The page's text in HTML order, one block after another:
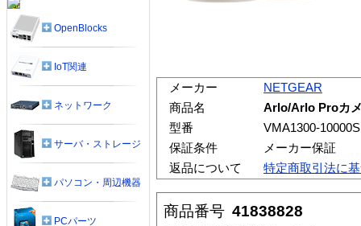
メーカー
NETGEAR
商品名
Arlo/Arlo Proカ
型番
VMA1300-10000S
保証条件
メーカー保証
返品について
特定商取引法に
商品番号 41838828
OpenBlocks
IoT関連
ネットワーク
サーバ・ストレージ
パソコン・周辺機器
PCパーツ